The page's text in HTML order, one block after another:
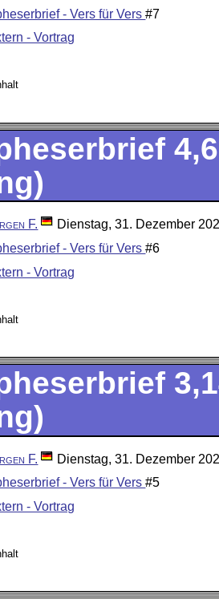
- Vers für Vers#7
- Vortrag
F.
Dienstag, 31. Dezember
- Vers für Vers#6
- Vortrag
F.
Dienstag, 31. Dezember
- Vers für Vers#5
- Vortrag